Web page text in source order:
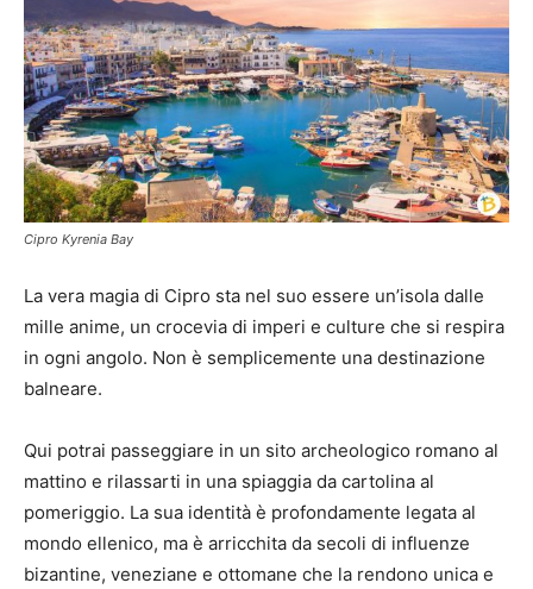
Cipro Kyrenia Bay
La vera magia di Cipro sta nel suo essere un’isola dalle
mille anime, un crocevia di imperi e culture che si respira
in ogni angolo. Non è semplicemente una destinazione
balneare.
Qui potrai passeggiare in un sito archeologico romano al
mattino e rilassarti in una spiaggia da cartolina al
pomeriggio. La sua identità è profondamente legata al
mondo ellenico, ma è arricchita da secoli di influenze
bizantine, veneziane e ottomane che la rendono unica e